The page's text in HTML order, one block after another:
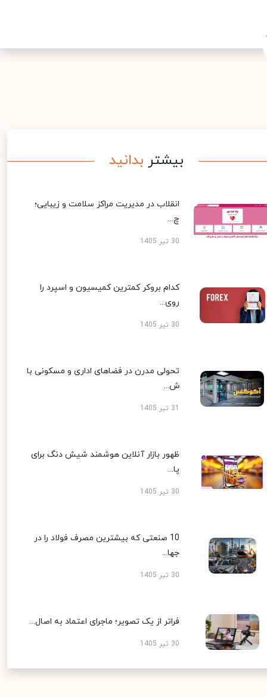
بیشتر بدانید
انقلاب در مدیریت مراکز سلامت و زیبایی؛
چ...
30 تیر 1405
کدام بروکر کمترین کمیسیون و اسپرد را
روی...
30 تیر 1405
تحولی مدرن در فضاهای اداری و مسکونی با
ش...
ظهور بازار آنلاین هوشمند شیش دنگ برای
پا...
30 تیر 1405
10 صنعتی که بیشترین مصرف فولاد را در
جها...
30 تیر 1405
فراتر از یک تصویر؛ ماجرای اعتماد به اصال...
30 تیر 1405